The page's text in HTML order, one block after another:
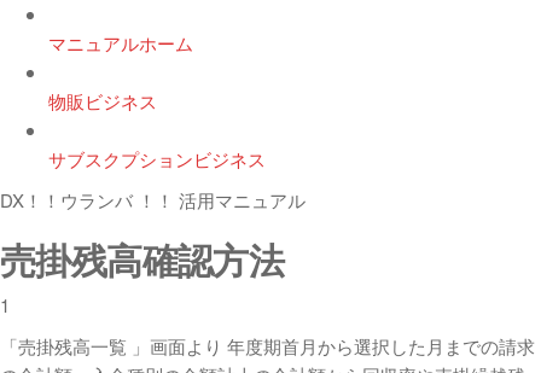
マニュアルホーム
物販ビジネス
サブスクプションビジネス
DX！！ウランバ ！！ 活用マニュアル
売掛残高確認方法
1
「売掛残高一覧 」画面より 年度期首月から選択した月までの請求